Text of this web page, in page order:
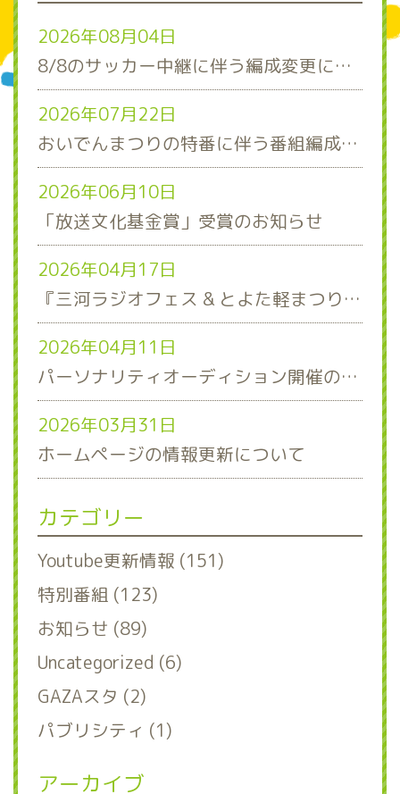
2026年08月04日
8/8のサッカー中継に伴う編成変更について
2026年07月22日
おいでんまつりの特番に伴う番組編成について
2026年06月10日
「放送文化基金賞」受賞のお知らせ
2026年04月17日
『三河ラジオフェス & とよた軽まつり』ステージスケジュール発表！
2026年04月11日
パーソナリティオーディション開催のお知らせ
2026年03月31日
ホームページの情報更新について
カテゴリー
Youtube更新情報 (151)
特別番組 (123)
お知らせ (89)
Uncategorized (6)
GAZAスタ (2)
パブリシティ (1)
アーカイブ